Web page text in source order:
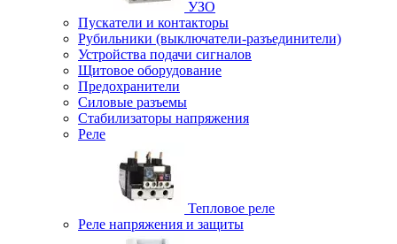
УЗО
Пускатели и контакторы
Рубильники (выключатели-разъединители)
Устройства подачи сигналов
Щитовое оборудование
Предохранители
Силовые разъемы
Стабилизаторы напряжения
Реле
Тепловое реле
Реле напряжения и защиты